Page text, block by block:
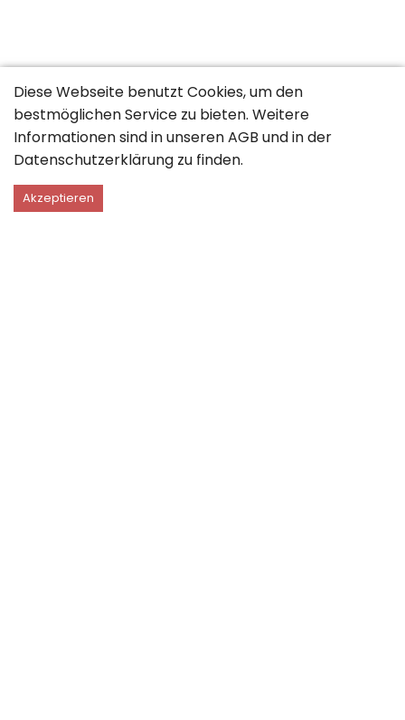
Diese Webseite benutzt Cookies, um den
bestmöglichen Service zu bieten. Weitere
Informationen sind in unserenAGB und in der
Datenschutzerklärung zu finden.
Akzeptieren